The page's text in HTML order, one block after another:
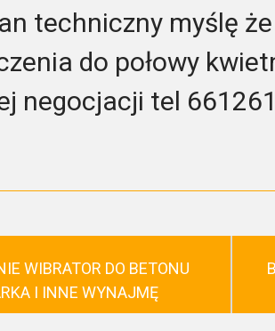
techniczny myślę
do połowy
negocjacji tel
WIBRATOR DO BETONU
I INNE WYNAJMĘ